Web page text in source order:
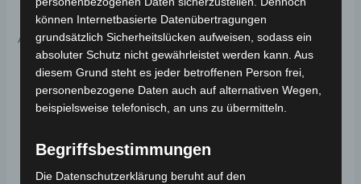
Ähnliche Produkte
können Internetbasierte Datenübertragungen
grundsätzlich Sicherheitslücken aufweisen, sodass ein
absoluter Schutz nicht gewährleistet werden kann. Aus
diesem Grund steht es jeder betroffenen Person frei,
personenbezogene Daten auch auf alternativen Wegen,
beispielsweise telefonisch, an uns zu übermitteln.
Begriffsbestimmungen
Die Datenschutzerklärung beruht auf den